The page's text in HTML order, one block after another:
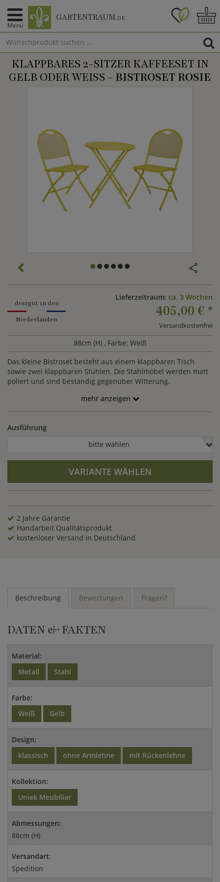
Menü
GARTENTRAUM.DE
KLAPPBARES 2-SITZER KAFFEESET IN
GELB ODER WEISS - BISTROSET ROSIE
designt in den
Niederlanden
Lieferzeitraum: ca. 3 Wochen
405,00 € *
Versandkostenfrei
88cm (H) , Farbe: Weiß
Das kleine Bistroset besteht aus einem klappbaren Tisch
sowie zwei klappbaren Stühlen. Die Stahlmöbel werden matt
poliert und sind beständig gegenüber Witterung.
mehr anzeigen
Ausführung
bitte wählen
VARIANTE WÄHLEN
2 Jahre Garantie
Handarbeit Qualitätsprodukt
kostenloser Versand in Deutschland
Beschreibung Bewertungen Fragen?
DATEN & FAKTEN
Material:
Metall
Stahl
Farbe:
Weiß
Gelb
Design:
klassisch
ohne Armlehne mit Rückenlehne
Kollektion:
Uniek Meubiliar
Abmessungen:
88cm (H)
Versandart:
Spedition